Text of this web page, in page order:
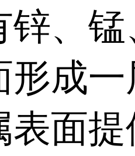
锌、
形成
表面